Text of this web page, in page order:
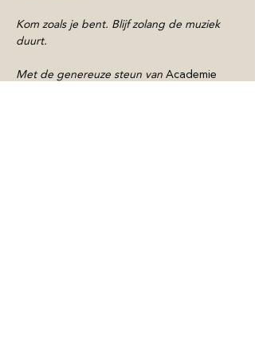
Kom zoals je bent. Blijf zolang de muziek
duurt.
Met de genereuze steun van Academie